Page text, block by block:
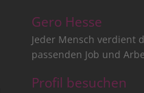
Gero Hesse
Jeder Mensch verdient
passenden Job und
Profil besuchen